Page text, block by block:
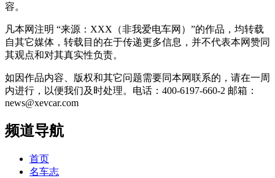
容。
凡本网注明 “来源：XXX（非我爱电车网）”的作品，均转载
自其它媒体，转载目的在于传递更多信息，并不代表本网赞同
其观点和对其真实性负责。
如因作品内容、版权和其它问题需要同本网联系的，请在一周
内进行，以便我们及时处理。电话：400-6197-660-2 邮箱：
news@xevcar.com
频道导航
首页
名车志